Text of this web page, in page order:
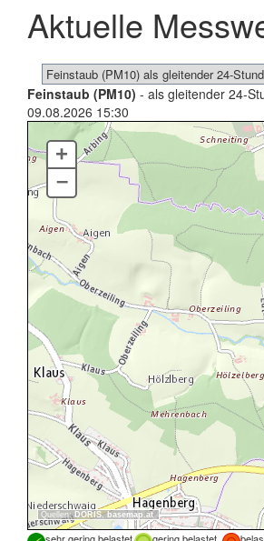
Aktuelle
Feinstaub (PM10) - als gleitender 24-
09.08.2026 15:30
Quellen: DORIS,basemap.at
+
–